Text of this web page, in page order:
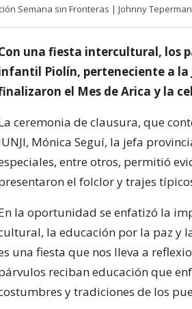
Semana sin Fronteras | Johnny Teperman
una fiesta intercultural, los
Piolín, perteneciente a
el Mes de Arica y la
ceremonia de clausura, que
Mónica Seguí, la jefa
entre otros, permitió
el folclor y trajes
la oportunidad se enfatizó la
la educación por la paz y
una fiesta que nos lleva a
reciban educación que
y tradiciones de los